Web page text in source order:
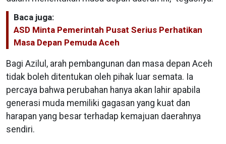
Baca juga:
ASD Minta Pemerintah Pusat Serius Perhatikan
Masa Depan Pemuda Aceh
Bagi Azilul, arah pembangunan dan masa depan Aceh
tidak boleh ditentukan oleh pihak luar semata. Ia
percaya bahwa perubahan hanya akan lahir apabila
generasi muda memiliki gagasan yang kuat dan
harapan yang besar terhadap kemajuan daerahnya
sendiri.